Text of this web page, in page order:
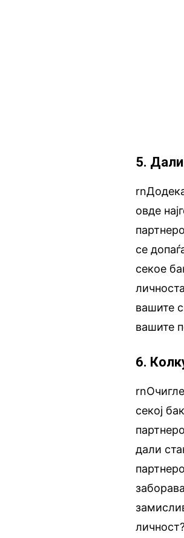
5.
овде
се
секое
вашите
вашите
6.
секој
дали